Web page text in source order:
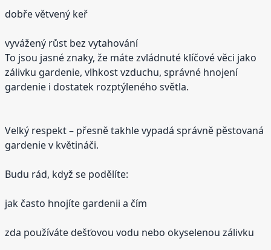
dobře větvený keř
vyvážený růst bez vytahování
To jsou jasné znaky, že máte zvládnuté klíčové věci jako
zálivku gardenie, vlhkost vzduchu, správné hnojení
gardenie i dostatek rozptýleného světla.
Velký respekt – přesně takhle vypadá správně pěstovaná
gardenie v květináči.
Budu rád, když se podělíte:
jak často hnojíte gardenii a čím
zda používáte dešťovou vodu nebo okyselenou zálivku